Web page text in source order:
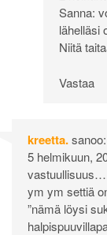
Sanna:
lähelläsi
Niitä
Vastaa
kreetta.sanoo:
5 helmikuun,
ym ym settiä
”nämä löysi